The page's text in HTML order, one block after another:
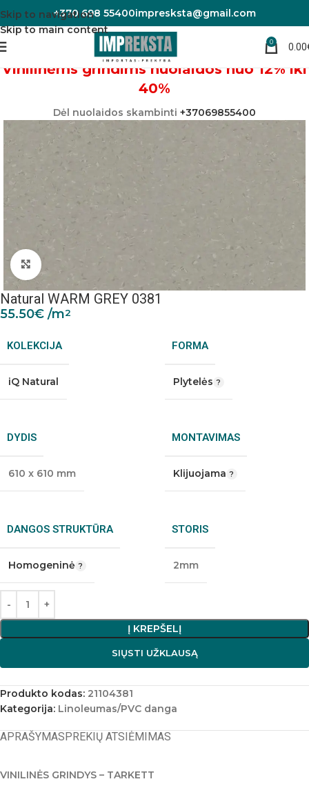
Skip to navigation
Skip to main content
+370 698 55400impresksta@gmail.com
0 0.00
Pradžia Linoleumas/PVC danga
Vinilinėms grindims nuolaidos nuo 12% iki
40%
Dėl nuolaidos skambinti +37069855400
Padidinti nuotrauką
Natural WARM GREY 0381
55.50€ /m2
KOLEKCIJA
iQ Natural
FORMA
Plytelės
DYDIS
610 x 610 mm
MONTAVIMAS
Klijuojama
DANGOS STRUKTŪRA
Homogeninė
STORIS
2mm
Į KREPŠELĮ
SIŲSTI UŽKLAUSĄ
Produkto kodas: 21104381
Kategorija: Linoleumas/PVC danga
APRAŠYMASPREKIŲ ATSIĖMIMAS
VINILINĖS GRINDYS – TARKETT